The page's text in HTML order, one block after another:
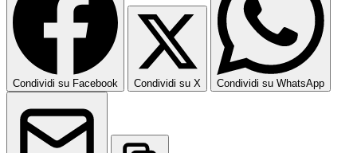
Condividi su Facebook Condividi su X Condividi su WhatsApp